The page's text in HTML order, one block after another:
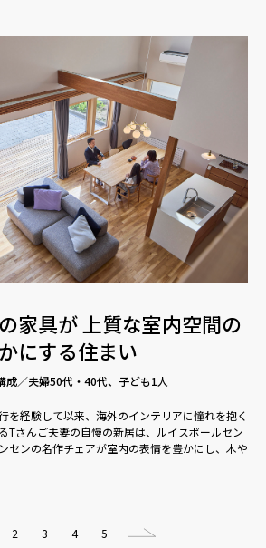
家具が 上質な室内空間の
にする住まい
／夫婦50代・40代、子ども1人
を経験して以来、海外のインテリアに憧れを抱く
Tさんご夫妻の自慢の新居は、ルイスポールセン
センの名作チェアが室内の表情を豊かにし、木や
2 3 4 5